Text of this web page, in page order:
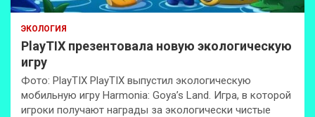
ЭКОЛОГИЯ
PlayTIX презентовала новую экологическую
игру
Фото: PlayTIX PlayTIX выпустил экологическую
мобильную игру Harmonia: Goya’s Land. Игра, в которой
игроки получают награды за экологически чистые